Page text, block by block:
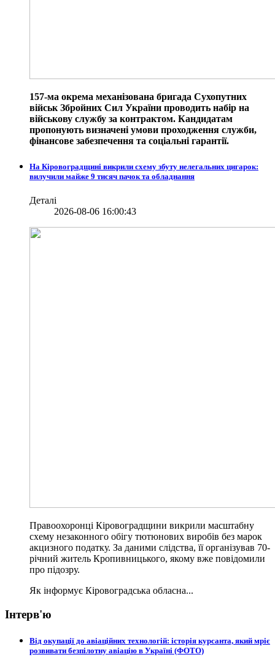
157-ма окрема механізована бригада Сухопутних
військ Збройних Сил України проводить набір на
військову службу за контрактом. Кандидатам
пропонують визначені умови проходження служби,
фінансове забезпечення та соціальні гарантії.
На Кіровоградщині викрили схему збуту нелегальних цигарок:
вилучили майже 9 тисяч пачок та обладнання
Деталі
2026-08-06 16:00:43
Правоохоронці Кіровоградщини викрили масштабну
схему незаконного обігу тютюнових виробів без марок
акцизного податку. За даними слідства, її організував 70-
річний житель Кропивницького, якому вже повідомили
про підозру.
Як інформує Кіровоградська обласна...
Інтерв'ю
Від окупації до авіаційних технологій: історія курсанта, який мріє
розвивати безпілотну авіацію в Україні (ФОТО)